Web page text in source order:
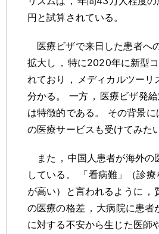
円と試算されている 。
医療ビザで来日した患者へ
拡大し ， 特に2020年に新型
れており
，
メディカルツー
分かる 。 一方 ， 医療ビザ発
は特徴的である 。
その背景に
の医療サービスも受けてみた
また ， 中国人患者が海外の
している 。
「看病難」（診
が高い）と言われるように ，
の医療の格差 ， 大病院に患者
に対する不安から生じた医師